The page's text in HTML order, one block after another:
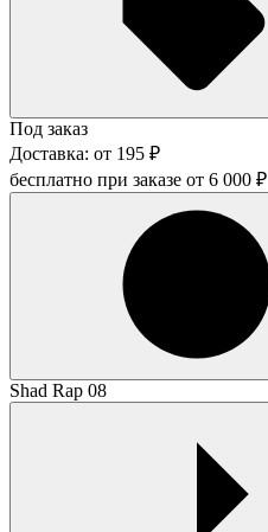
Под заказ
Доставка: от 195 ₽
бесплатно при заказе от 6 000 ₽
Shad Rap 08